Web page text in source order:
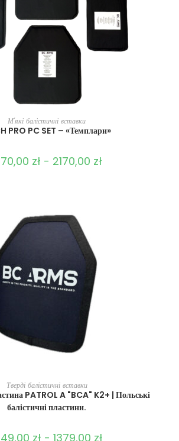
ВИБЕРІТЬ ОПЦІЇ
М'які балістичні вставки
PRO PC SET – «Темплари»
zł - 2170,00 zł
ВИБЕРІТЬ ОПЦІЇ
Тверді балістичні вставки
PATROL A "BCA" K2+ | Польські
балістичні пластини.
zł - 1379,00 zł